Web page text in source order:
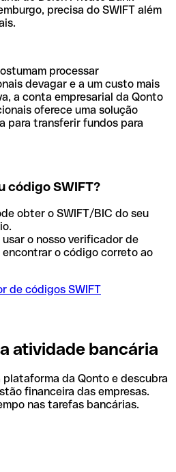
precisa do SWIFT além
processar
devagar e a um custo mais
a conta empresarial da Qonto
oferece uma solução
para transferir fundos para
código SWIFT?
obter o SWIFT/BIC do seu
o nosso verificador de
o código correto ao
de códigos SWIFT
atividade bancária
plataforma da Qonto e descubra
financeira das empresas.
nas tarefas bancárias.